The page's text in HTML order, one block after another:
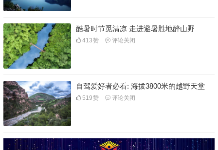
酷暑时节觅清凉 走进避暑胜地醉山野
413赞 评论关闭
自驾爱好者必看: 海拔3800米的越野天堂
519赞 评论关闭